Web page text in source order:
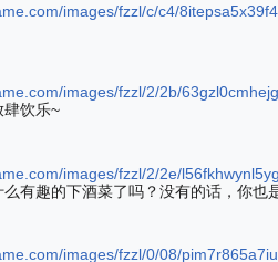
images/fzzl/c/c4/
images/fzzl/2/2b/
肆饮乐~
images/fzzl/2/2e/
有趣的下酒菜了吗？没有的话，你也
images/fzzl/0/08/